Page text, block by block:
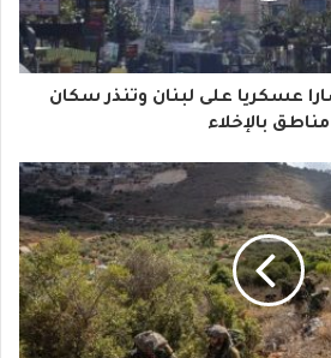
عسكريا على لبنان وتنذر سكان
مناطق بالإخلاء